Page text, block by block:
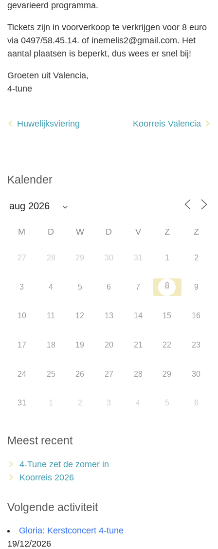
gevarieerd programma.
Tickets zijn in voorverkoop te verkrijgen voor 8 euro
via 0497/58.45.14. of inemelis2@gmail.com. Het
aantal plaatsen is beperkt, dus wees er snel bij!
Groeten uit Valencia,
4-tune
navigatie
Huwelijksviering Koorreis Valencia
Kalender
M D W D V Z Z
27 28 29 30 31 1 2
3 4 5 6 7 8 9
10 11 12 13 14 15 16
17 18 19 20 21 22 23
24 25 26 27 28 29 30
31 1 2 3 4 5 6
Meest recent
4-Tune zet de zomer in
Koorreis 2026
Volgende activiteit
Gloria: Kerstconcert 4-tune
19/12/2026